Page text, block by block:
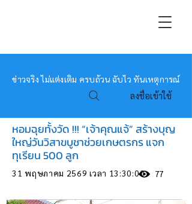
หมอข่าว
ข่าวจริง ไม่แต่งเติม ครบถ้วน ฉับไว ทันเหตุการณ์
ลงชื่อเข้าใช้
หอมฉุยทั้งวัด !!! “เจ้าคุณแจ้” สร้างบุญ
ใหญ่วันวิสาขบูชาช่วยเกษตรกร แจก
ทุเรียน 500 ลูก
31 พฤษภาคม 2569 เวลา 13:30:00 77